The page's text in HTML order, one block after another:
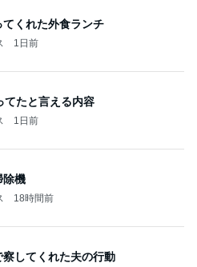
くれた外食ランチ
1日前
てたと言える内容
1日前
除機
18時間前
してくれた夫の行動